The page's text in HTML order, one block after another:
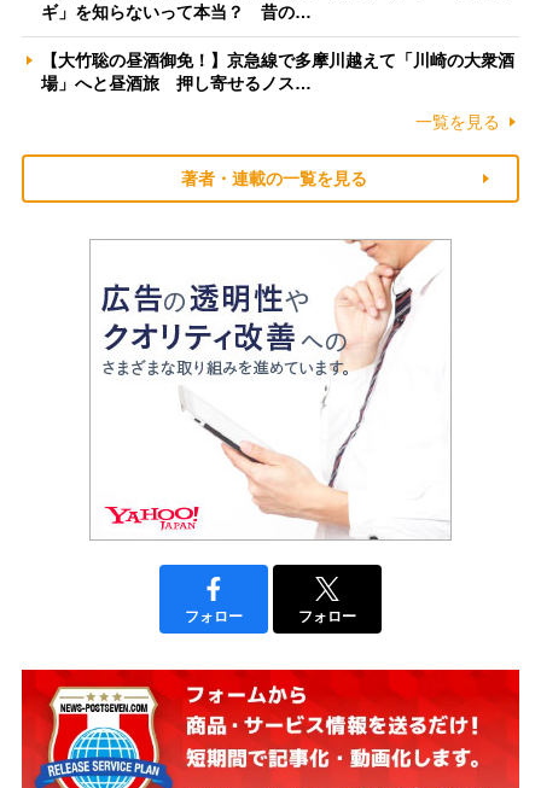
ギ」を知らないって本当？ 昔の…
【大竹聡の昼酒御免！】京急線で多摩川越えて「川崎の大衆酒
場」へと昼酒旅 押し寄せるノス…
一覧を見る
著者・連載の一覧を見る
フォロー フォロー